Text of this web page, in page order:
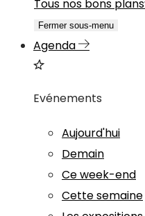
Tous nos bons plans
Fermer sous-menu
Agenda
Evénements
Aujourd'hui
Demain
Ce week-end
Cette semaine